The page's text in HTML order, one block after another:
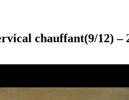
chauffant(9/12) –